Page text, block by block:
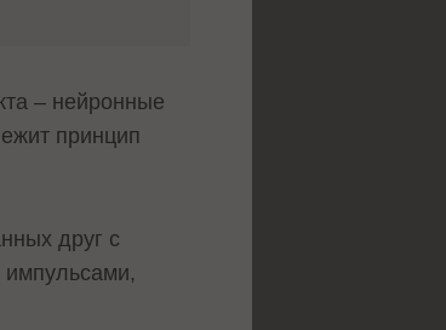
– нейронные
принцип
друг с
импульсами,